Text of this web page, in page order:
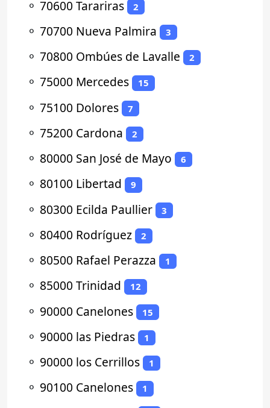
⚬ 70600 Tarariras 2
⚬ 70700 Nueva Palmira 3
⚬ 70800 Ombúes de Lavalle 2
⚬ 75000 Mercedes 15
⚬ 75100 Dolores 7
⚬ 75200 Cardona 2
⚬ 80000 San José de Mayo 6
⚬ 80100 Libertad 9
⚬ 80300 Ecilda Paullier 3
⚬ 80400 Rodríguez 2
⚬ 80500 Rafael Perazza 1
⚬ 85000 Trinidad 12
⚬ 90000 Canelones 15
⚬ 90000 las Piedras 1
⚬ 90000 los Cerrillos 1
⚬ 90100 Canelones 1